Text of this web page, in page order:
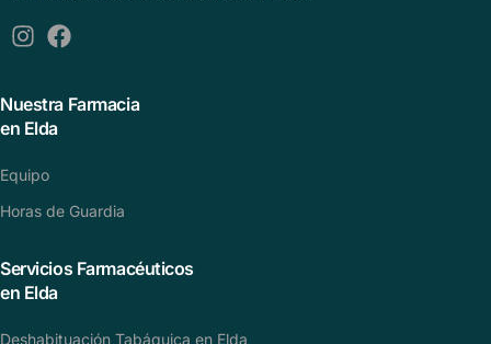
Nuestra Farmacia
en Elda
Equipo
Horas de Guardia
Servicios Farmacéuticos
en Elda
Deshabituación Tabáquica en Elda